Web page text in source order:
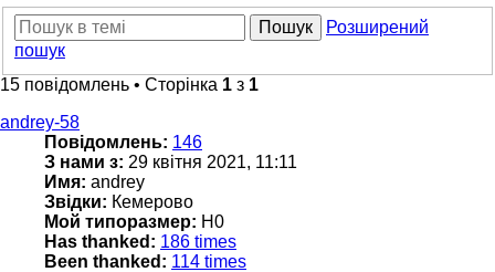
Пошук
Розширений
пошук
15 повідомлень • Сторінка 1 з 1
andrey-58
Повідомлень: 146
З нами з: 29 квітня 2021, 11:11
Имя: andrey
Звідки: Кемерово
Мой типоразмер: H0
Has thanked: 186 times
Been thanked: 114 times